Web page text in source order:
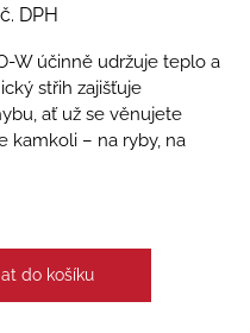
DPH
W účinně udržuje teplo a
střih zajišťuje
ať už se věnujete
kamkoli – na ryby, na
do košíku